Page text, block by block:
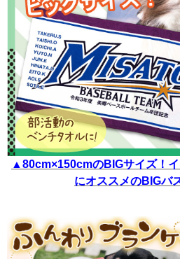
▲80cm×150cmのBIGサイズ！
にオススメのBIGバ